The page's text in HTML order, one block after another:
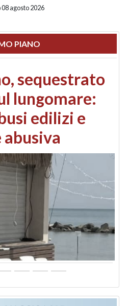
08 agosto 2026
PIANO
sequestrato
lungomare:
edilizi e
abusiva